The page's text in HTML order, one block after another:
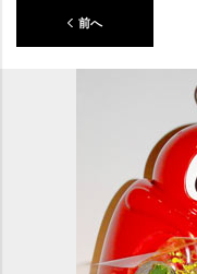
前へ